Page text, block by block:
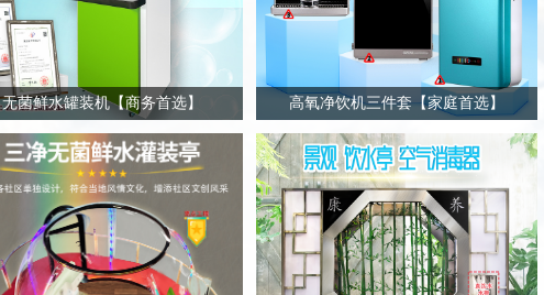
无菌鲜水罐装机【商务首选】 高氧净饮机三件套【家庭首选】